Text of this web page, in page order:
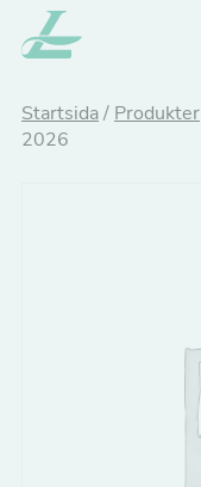
Hoppa
till
Startsida/ Produkter
2026